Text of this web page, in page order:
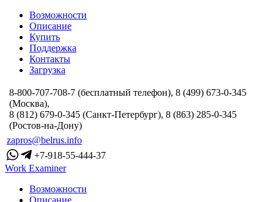
Возможности
Описание
Купить
Поддержка
Контакты
Загрузка
8-800-707-708-7 (бесплатный телефон), 8 (499) 673-0-345
(Москва),
8 (812) 679-0-345 (Санкт-Петербург), 8 (863) 285-0-345
(Ростов-на-Дону)
zapros@belrus.info
+7-918-55-444-37
Work Examiner
Возможности
Описание